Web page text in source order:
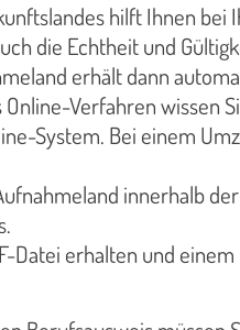
hilft Ihnen
die Echtheit und
erhält dann
Verfahren wissen
System. Bei einem
innerhalb
Datei erhalten und